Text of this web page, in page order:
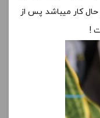
حال کار میباشد پس از
!